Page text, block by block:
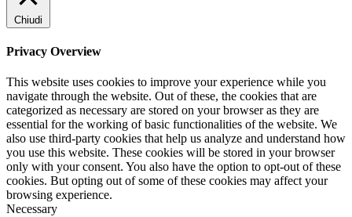
Chiudi
Privacy Overview
This website uses cookies to improve your experience while you
navigate through the website. Out of these, the cookies that are
categorized as necessary are stored on your browser as they are
essential for the working of basic functionalities of the website. We
also use third-party cookies that help us analyze and understand how
you use this website. These cookies will be stored in your browser
only with your consent. You also have the option to opt-out of these
cookies. But opting out of some of these cookies may affect your
browsing experience.
Necessary